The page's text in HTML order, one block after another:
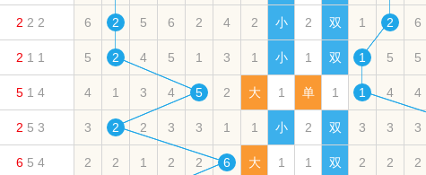
2 2 2 6 2 5 6 2 4 2 小 2 双 1 2 6
2 1 1 5 2 4 5 1 3 1 小 1 双 1 5 5
5 1 4 4 1 3 4 5 2 大 1 单 1 1 4 4
2 5 3 3 2 2 3 3 1 1 小 2 双 3 3 3
6 5 4 2 2 1 2 2 6 大 1 1 双 2 2 2